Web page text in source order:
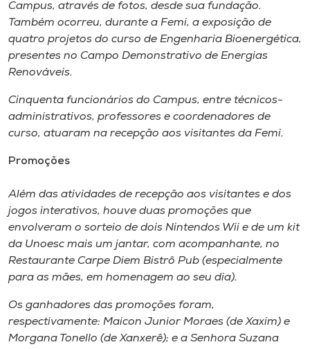
A+
A-
Campus, através de fotos, desde sua fundação.
Também ocorreu, durante a Femi, a exposição de
quatro projetos do curso de Engenharia Bioenergética,
presentes no Campo Demonstrativo de Energias
Renováveis.
Cinquenta funcionários do Campus, entre técnicos-
administrativos, professores e coordenadores de
curso, atuaram na recepção aos visitantes da Femi.
Promoções
Além das atividades de recepção aos visitantes e dos
jogos interativos, houve duas promoções que
envolveram o sorteio de dois Nintendos Wii e de um kit
da Unoesc mais um jantar, com acompanhante, no
Restaurante Carpe Diem Bistrô Pub (especialmente
para as mães, em homenagem ao seu dia).
Os ganhadores das promoções foram,
respectivamente: Maicon Junior Moraes (de Xaxim) e
Morgana Tonello (de Xanxerê); e a Senhora Suzana